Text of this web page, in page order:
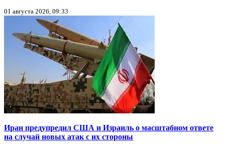
01 августа 2026, 09:33
Иран предупредил США и Израиль о масштабном ответе
на случай новых атак с их стороны